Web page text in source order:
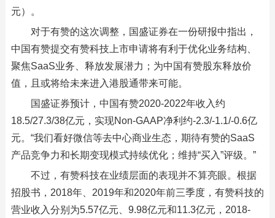
元）。
对于有赞的这次调整，国盛证券在一份研报中指出，
中国有赞提交有赞科技上市申请将有利于优化业务结构、
聚焦SaaS业务、释放发展潜力；为中国有赞股东释放价
值，且或将给未来进入港股通带来可能。
国盛证券预计，中国有赞2020-2022年收入约
18.5/27.3/38亿元，实现Non-GAAP净利约-2.3/-1.1/-0.6亿
元。“我们看好微信等去中心商业生态，期待有赞的SaaS
产品竞争力和长期变现模式持续优化；维持“买入”评级。”
不过，有赞科技在业绩层面的表现并不算亮眼。根据
招股书，2018年、2019年和2020年前三季度，有赞科技的
营业收入分别为5.57亿元、9.98亿元和11.3亿元，2018-